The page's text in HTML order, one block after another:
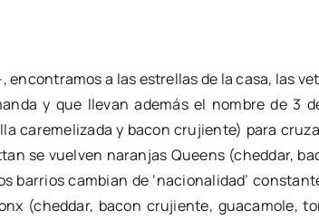
encontramos a las estrellas de la casa, las
y que llevan además el nombre de 3
caremelizada y bacon crujiente) para
se vuelven naranjas Queens (cheddar,
barrios cambian de ‘nacionalidad’
(cheddar, bacon crujiente, guacamole,